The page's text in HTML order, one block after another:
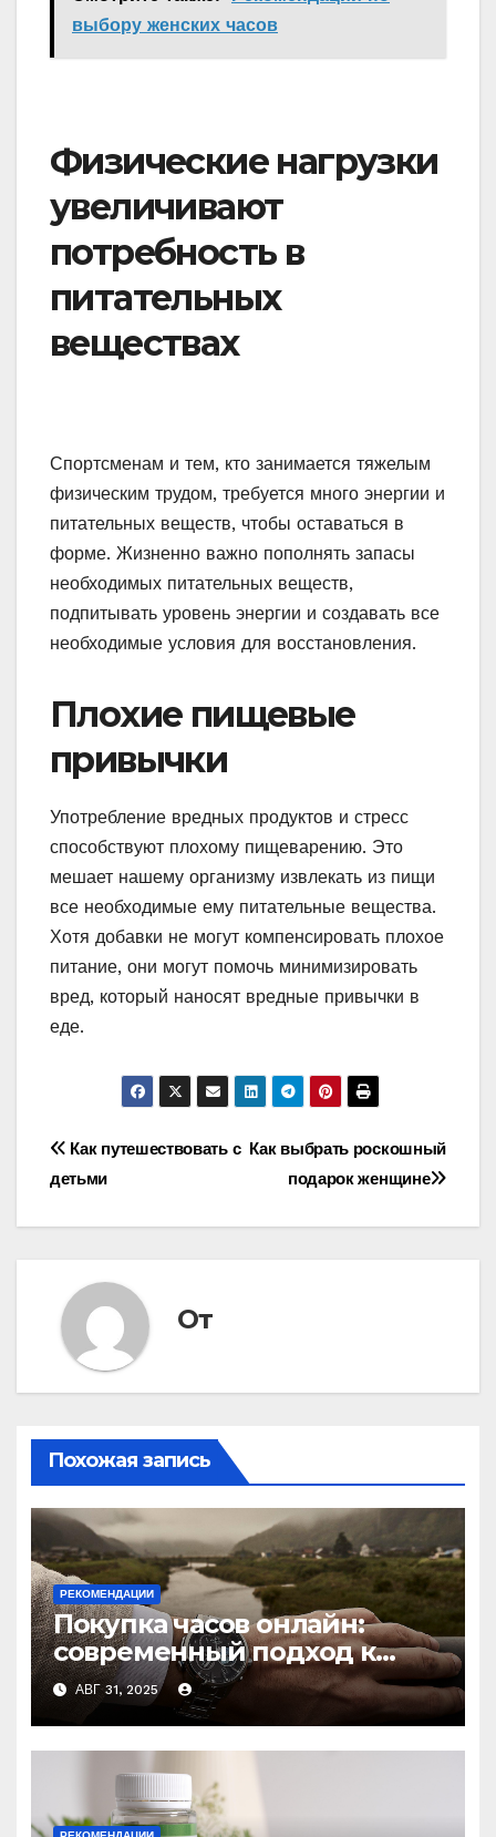
выбору женских часов
Физические нагрузки
увеличивают
потребность в
питательных
веществах
Спортсменам и тем, кто занимается тяжелым
физическим трудом, требуется много энергии и
питательных веществ, чтобы оставаться в
форме. Жизненно важно пополнять запасы
необходимых питательных веществ,
подпитывать уровень энергии и создавать все
необходимые условия для восстановления.
Плохие пищевые
привычки
Употребление вредных продуктов и стресс
способствуют плохому пищеварению. Это
мешает нашему организму извлекать из пищи
все необходимые ему питательные вещества.
Хотя добавки не могут компенсировать плохое
питание, они могут помочь минимизировать
вред, который наносят вредные привычки в
еде.
Навигация
по
Как выбрать роскошный
подарок женщине
Как путешествовать с
детьми
От
Похожая запись
РЕКОМЕНДАЦИИ
Покупка часов онлайн:
современный подход к
выбору аксессуаров
АВГ 31, 2025